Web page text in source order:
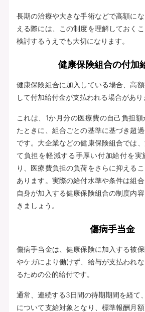
長期の治療や大きな手術などで高額に
える際には、この制度を理解しておく
検討するうえでも大切になります。
健康保険組合の付加
健康保険組合に加入している場合、高
して付加給付金が支払われる場合があり
これは、1か月分の医療費の自己負担
たときに、組合ごとの基準に基づき超
です。大企業などの健康保険組合では
て負担を軽減する手厚い付加給付を実
り、医療費負担の負荷をさらに抑える
あります。実際の給付水準や条件は組合
自身が加入する健康保険組合の制度内
きましょう。
傷病手当金
傷病手当金は、健康保険に加入する被
やケガにより働けず、給与が支払われ
るための公的給付です。
通常、連続する3日間の待期期間を経て
について支給対象となり、標準報酬月